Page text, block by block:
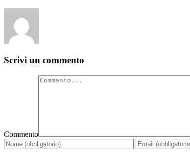
Scrivi un commento
Commento